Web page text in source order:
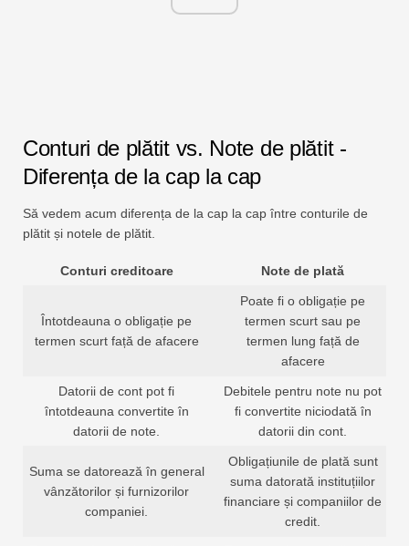
Conturi de plătit vs. Note de plătit -
Diferența de la cap la cap
Să vedem acum diferența de la cap la cap între conturile de
plătit și notele de plătit.
Conturi creditoare Note de plată
Întotdeauna o obligație pe
termen scurt față de afacere
Poate fi o obligație pe
termen scurt sau pe
termen lung față de
afacere
Datorii de cont pot fi
întotdeauna convertite în
datorii de note.
Debitele pentru note nu pot
fi convertite niciodată în
datorii din cont.
Suma se datorează în general
vânzătorilor și furnizorilor
companiei.
Obligațiunile de plată sunt
suma datorată instituțiilor
financiare și companiilor de
credit.